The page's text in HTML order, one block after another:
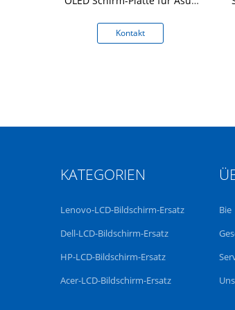
Kontakt
KATEGORIEN
Lenovo-LCD-Bildschirm-Ersatz
Dell-LCD-Bildschirm-Ersatz
HP-LCD-Bildschirm-Ersatz
Acer-LCD-Bildschirm-Ersatz
Bie